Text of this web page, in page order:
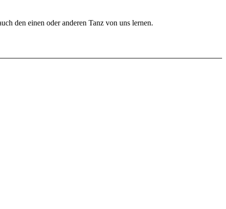
den einen oder anderen Tanz von uns lernen.